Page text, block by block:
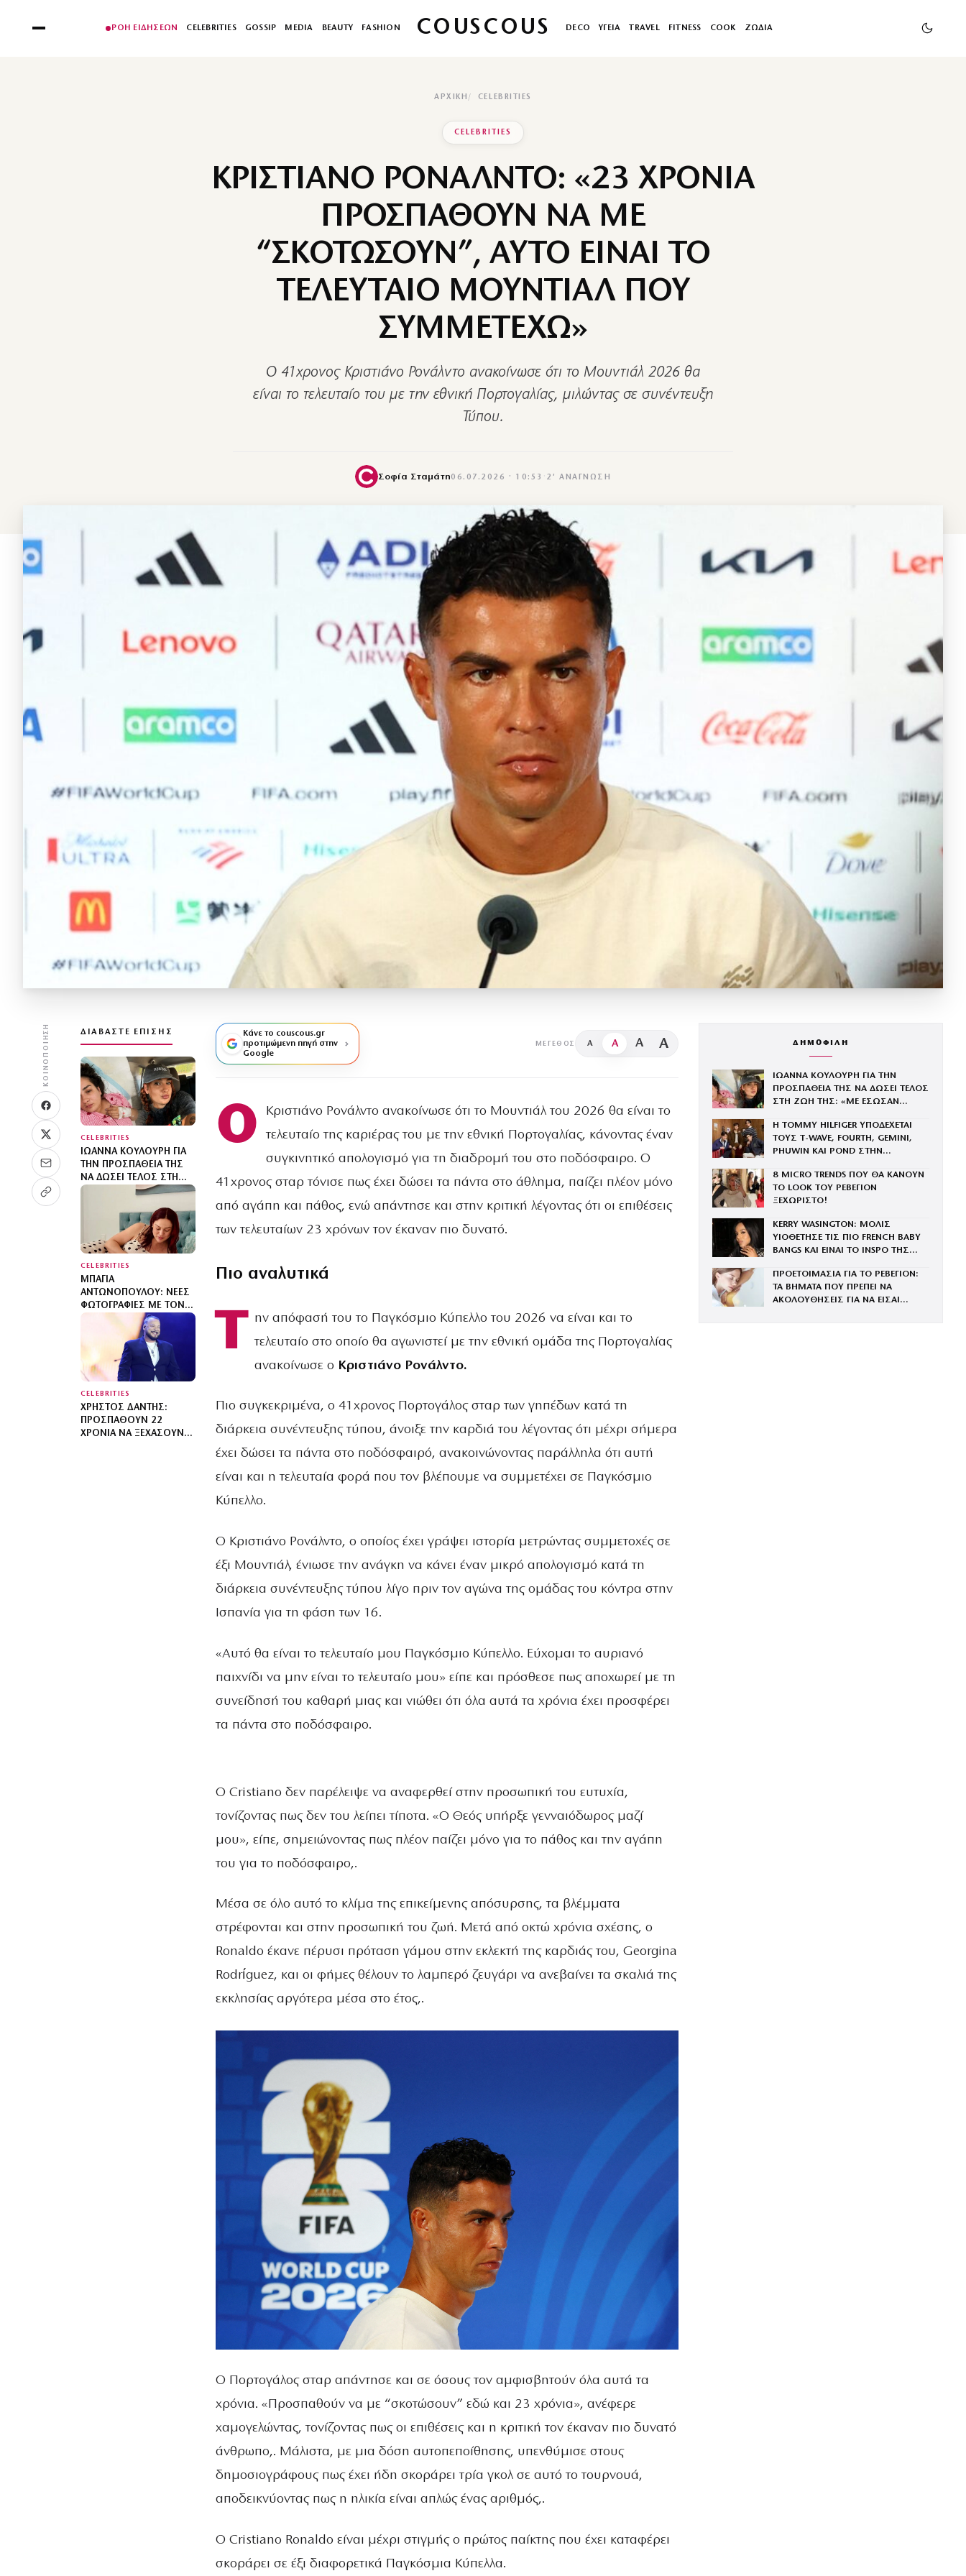
ΡΟΗ ΕΙΔΗΣΕΩΝ CELEBRITIES GOSSIP MEDIA BEAUTY FASHION COUSCOUS DECO ΥΓΕΙΑ TRAVEL FITNESS COOK ΖΩΔΙΑ
ΑΡΧΙΚΉ CELEBRITIES
CELEBRITIES
ΚΡΙΣΤΙΑΝΟ ΡΟΝΑΛΝΤΟ: «23 ΧΡΟΝΙΑ
ΠΡΟΣΠΑΘΟΥΝ ΝΑ ΜΕ
“ΣΚΟΤΩΣΟΥΝ”, ΑΥΤΟ ΕΙΝΑΙ ΤΟ
ΤΕΛΕΥΤΑΙΟ ΜΟΥΝΤΙΑΛ ΠΟΥ
ΣΥΜΜΕΤΕΧΩ»
Ο 41χρονος Κριστιάνο Ρονάλντο ανακοίνωσε ότι το Μουντιάλ 2026 θα
είναι το τελευταίο του με την εθνική Πορτογαλίας, μιλώντας σε συνέντευξη
Τύπου.
Σοφία Σταμάτη06.07.2026 · 10:53 · 2′ ΑΝΆΓΝΩΣΗ
ΚΟΙΝΟΠΟΊΗΣΗ ΔΙΑΒΆΣΤΕ ΕΠΊΣΗΣ
CELEBRITIES
ΙΩΆΝΝΑ ΚΟΥΛΟΎΡΗ ΓΙΑ
ΤΗΝ ΠΡΟΣΠΆΘΕΙΆ ΤΗΣ
ΝΑ ΔΏΣΕΙ ΤΈΛΟΣ ΣΤΗ
ΖΩΉ ΤΗΣ: «ΜΕ ΈΣΩΣΑΝ
ΤΕΛΕΥΤΑΊΟ ΛΕΠΤΌ»
CELEBRITIES
ΜΠΆΓΙΑ
ΑΝΤΩΝΟΠΟΎΛΟΥ: ΝΈΕΣ
ΦΩΤΟΓΡΑΦΊΕΣ ΜΕ ΤΟΝ
ΓΙΟ ΤΗΣ – «ΔΕΝ ΉΞΕΡΑ
ΌΤΙ ΜΠΟΡΕΊΣ ΝΑ
ΕΡΩΤΕΥΤΕΊΣ ΤΌΣΟ ΠΟΛΎ
ΤΙΣ ΠΙΟ ΑΠΛΈΣ ΣΤΙΓΜΈΣ»
CELEBRITIES
ΧΡΉΣΤΟΣ ΔΆΝΤΗΣ:
ΠΡΟΣΠΑΘΟΎΝ 22
ΧΡΌΝΙΑ ΝΑ ΞΕΧΆΣΟΥΝ
Κάνε το couscous.gr
προτιμώμενη πηγή στην
Google
ΜΈΓΕΘΟΣ A A A A
Ο
Κριστιάνο Ρονάλντο ανακοίνωσε ότι το Μουντιάλ του 2026 θα είναι το
τελευταίο της καριέρας του με την εθνική Πορτογαλίας, κάνοντας έναν
συγκινητικό απολογισμό για τη διαδρομή του στο ποδόσφαιρο. Ο
41χρονος σταρ τόνισε πως έχει δώσει τα πάντα στο άθλημα, παίζει πλέον μόνο
από αγάπη και πάθος, ενώ απάντησε και στην κριτική λέγοντας ότι οι επιθέσεις
των τελευταίων 23 χρόνων τον έκαναν πιο δυνατό.
Πιο αναλυτικά
Τ ην απόφασή του το Παγκόσμιο Κύπελλο του 2026 να είναι και το
τελευταίο στο οποίο θα αγωνιστεί με την εθνική ομάδα της Πορτογαλίας
ανακοίνωσε ο Κριστιάνο Ρονάλντο.
Πιο συγκεκριμένα, ο 41χρονος Πορτογάλος σταρ των γηπέδων κατά τη
διάρκεια συνέντευξης τύπου, άνοιξε την καρδιά του λέγοντας ότι μέχρι σήμερα
έχει δώσει τα πάντα στο ποδόσφαιρό, ανακοινώνοντας παράλληλα ότι αυτή
είναι και η τελευταία φορά που τον βλέπουμε να συμμετέχει σε Παγκόσμιο
Κύπελλο.
Ο Κριστιάνο Ρονάλντο, ο οποίος έχει γράψει ιστορία μετρώντας συμμετοχές σε
έξι Μουντιάλ, ένιωσε την ανάγκη να κάνει έναν μικρό απολογισμό κατά τη
διάρκεια συνέντευξης τύπου λίγο πριν τον αγώνα της ομάδας του κόντρα στην
Ισπανία για τη φάση των 16.
«Αυτό θα είναι το τελευταίο μου Παγκόσμιο Κύπελλο. Εύχομαι το αυριανό
παιχνίδι να μην είναι το τελευταίο μου» είπε και πρόσθεσε πως αποχωρεί με τη
συνείδησή του καθαρή μιας και νιώθει ότι όλα αυτά τα χρόνια έχει προσφέρει
τα πάντα στο ποδόσφαιρο.
Ο Cristiano δεν παρέλειψε να αναφερθεί στην προσωπική του ευτυχία,
τονίζοντας πως δεν του λείπει τίποτα. «Ο Θεός υπήρξε γενναιόδωρος μαζί
μου», είπε, σημειώνοντας πως πλέον παίζει μόνο για το πάθος και την αγάπη
του για το ποδόσφαιρο,.
Μέσα σε όλο αυτό το κλίμα της επικείμενης απόσυρσης, τα βλέμματα
στρέφονται και στην προσωπική του ζωή. Μετά από οκτώ χρόνια σχέσης, ο
Ronaldo έκανε πέρυσι πρόταση γάμου στην εκλεκτή της καρδιάς του, Georgina
Rodríguez, και οι φήμες θέλουν το λαμπερό ζευγάρι να ανεβαίνει τα σκαλιά της
εκκλησίας αργότερα μέσα στο έτος,.
Ο Πορτογάλος σταρ απάντησε και σε όσους τον αμφισβητούν όλα αυτά τα
χρόνια. «Προσπαθούν να με “σκοτώσουν” εδώ και 23 χρόνια», ανέφερε
χαμογελώντας, τονίζοντας πως οι επιθέσεις και η κριτική τον έκαναν πιο δυνατό
άνθρωπο,. Μάλιστα, με μια δόση αυτοπεποίθησης, υπενθύμισε στους
δημοσιογράφους πως έχει ήδη σκοράρει τρία γκολ σε αυτό το τουρνουά,
αποδεικνύοντας πως η ηλικία είναι απλώς ένας αριθμός,.
Ο Cristiano Ronaldo είναι μέχρι στιγμής ο πρώτος παίκτης που έχει καταφέρει
σκοράρει σε έξι διαφορετικά Παγκόσμια Κύπελλα.
ΔΗΜΟΦΙΛΗ
ΙΩΑΝΝΑ ΚΟΥΛΟΥΡΗ ΓΙΑ ΤΗΝ
ΠΡΟΣΠΑΘΕΙΑ ΤΗΣ ΝΑ ΔΩΣΕΙ ΤΕΛΟΣ
ΣΤΗ ΖΩΗ ΤΗΣ: «ΜΕ ΕΣΩΣΑΝ
ΛΕΠΤΟ»
Η TOMMY HILFIGER ΥΠΟΔΕΧΕΤΑΙ
ΤΟΥΣ Τ-WAVE, FOURTH, GEMINI,
PHUWIN ΚΑΙ POND ΣΤΗΝ
8 MICRO TRENDS ΠΟΥ ΘΑ ΚΑΝΟΥΝ
ΤΟ LOOK ΤΟΥ ΡΕΒΕΓΙΟΝ
ΞΕΧΩΡΙΣΤΟ!
KERRY WASINGTON: ΜΟΛΙΣ
ΥΙΟΘΕΤΗΣΕ ΤΙΣ ΠΙΟ FRENCH BABY
BANGS ΚΑΙ ΕΙΝΑΙ ΤΟ INSPO ΤΗΣ
ΠΡΟΕΤΟΙΜΑΣΙΑ ΓΙΑ ΤΟ ΡΕΒΕΓΙΟΝ:
ΤΑ ΒΗΜΑΤΑ ΠΟΥ ΠΡΕΠΕΙ ΝΑ
ΑΚΟΛΟΥΘΗΣΕΙΣ ΓΙΑ ΝΑ ΕΙΣΑΙ